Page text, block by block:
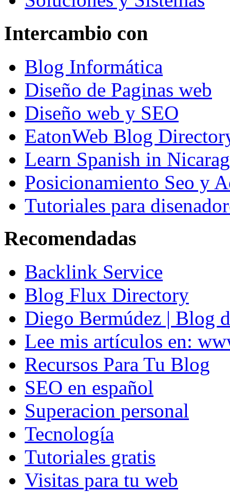
Intercambio con
Blog Informática
Diseño de Paginas web
Diseño web y SEO
EatonWeb Blog
Learn Spanish in
Posicionamiento Seo y
Tutoriales para
Recomendadas
Backlink Service
Blog Flux Directory
Diego Bermúdez | Blog
Lee mis artículos en:
Recursos Para Tu Blog
SEO en español
Superacion personal
Tecnología
Tutoriales gratis
Visitas para tu web